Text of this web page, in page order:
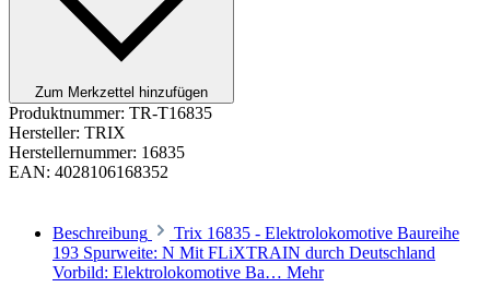
Zum Merkzettel hinzufügen
Produktnummer: TR-T16835
Hersteller: TRIX
Herstellernummer: 16835
EAN: 4028106168352
Beschreibung
Trix 16835 - Elektrolokomotive Baureihe
193 Spurweite: N Mit FLiXTRAIN durch Deutschland
Vorbild: Elektrolokomotive Ba… Mehr